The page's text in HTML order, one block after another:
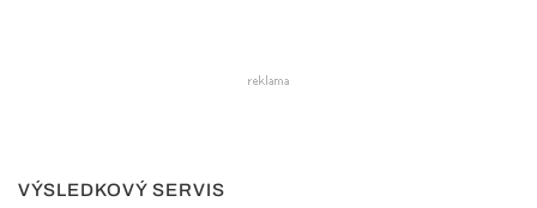
VÝSLEDKOVÝ SERVIS